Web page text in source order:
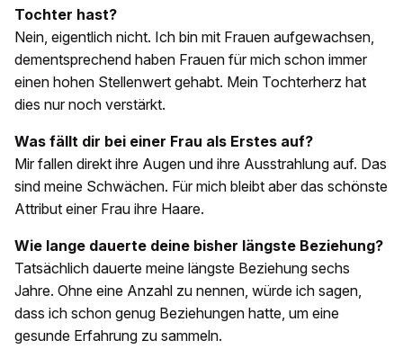
Tochter hast?
Nein, eigentlich nicht. Ich bin mit Frauen aufgewachsen,
dementsprechend haben Frauen für mich schon immer
einen hohen Stellenwert gehabt. Mein Tochterherz hat
dies nur noch verstärkt.
Was fällt dir bei einer Frau als Erstes auf?
Mir fallen direkt ihre Augen und ihre Ausstrahlung auf. Das
sind meine Schwächen. Für mich bleibt aber das schönste
Attribut einer Frau ihre Haare.
Wie lange dauerte deine bisher längste Beziehung?
Tatsächlich dauerte meine längste Beziehung sechs
Jahre. Ohne eine Anzahl zu nennen, würde ich sagen,
dass ich schon genug Beziehungen hatte, um eine
gesunde Erfahrung zu sammeln.